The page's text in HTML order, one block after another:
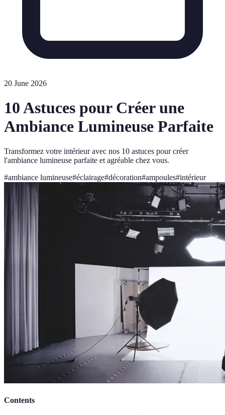
20 June 2026
10 Astuces pour Créer une
Ambiance Lumineuse Parfaite
Transformez votre intérieur avec nos 10 astuces pour créer
l'ambiance lumineuse parfaite et agréable chez vous.
#ambiance lumineuse#éclairage#décoration#ampoules#intérieur
Contents